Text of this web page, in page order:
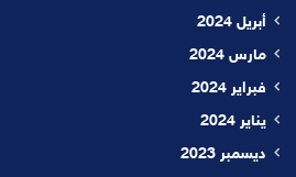
أبريل 2024
مارس 2024
فبراير 2024
يناير 2024
ديسمبر 2023